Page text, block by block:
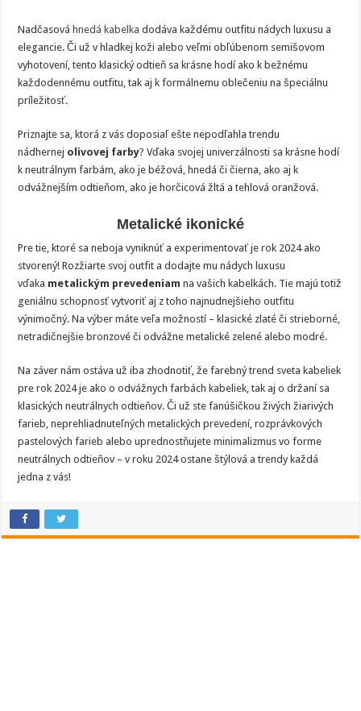
Nadčasová hnedá kabelka dodáva každému outfitu nádych luxusu a
elegancie. Či už v hladkej koži alebo veľmi obľúbenom semišovom
vyhotovení, tento klasický odtieň sa krásne hodí ako k bežnému
každodennému outfitu, tak aj k formálnemu oblečeniu na špeciálnu
príležitosť.
Priznajte sa, ktorá z vás doposiaľ ešte nepodľahla trendu
nádhernej olivovej farby? Vďaka svojej univerzálnosti sa krásne hodí
k neutrálnym farbám, ako je béžová, hnedá či čierna, ako aj k
odvážnejším odtieňom, ako je horčicová žltá a tehlová oranžová.
Metalické ikonické
Pre tie, ktoré sa neboja vyniknúť a experimentovať je rok 2024 ako
stvorený! Rozžiarte svoj outfit a dodajte mu nádych luxusu
vďaka metalickým prevedeniamna vašich kabelkách. Tie majú totiž
geniálnu schopnosť vytvoriť aj z toho najnudnejšieho outfitu
výnimočný. Na výber máte veľa možností – klasické zlaté či strieborné,
netradičnejšie bronzové či odvážne metalické zelené alebo modré.
Na záver nám ostáva už iba zhodnotiť, že farebný trend sveta kabeliek
pre rok 2024 je ako o odvážnych farbách kabeliek, tak aj o držaní sa
klasických neutrálnych odtieňov. Či už ste fanúšičkou živých žiarivých
farieb, neprehliadnuteľných metalických prevedení, rozprávkových
pastelových farieb alebo uprednostňujete minimalizmus vo forme
neutrálnych odtieňov – v roku 2024 ostane štýlová a trendy každá
jedna z vás!